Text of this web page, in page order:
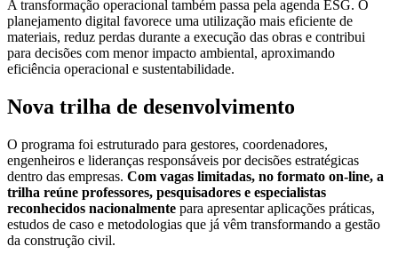
A transformação operacional também passa pela agenda ESG. O
planejamento digital favorece uma utilização mais eficiente de
materiais, reduz perdas durante a execução das obras e contribui
para decisões com menor impacto ambiental, aproximando
eficiência operacional e sustentabilidade.
Nova trilha de desenvolvimento
O programa foi estruturado para gestores, coordenadores,
engenheiros e lideranças responsáveis por decisões estratégicas
dentro das empresas. Com vagas limitadas, no formato on-line, a
trilha reúne professores, pesquisadores e especialistas
reconhecidos nacionalmente para apresentar aplicações práticas,
estudos de caso e metodologias que já vêm transformando a gestão
da construção civil.